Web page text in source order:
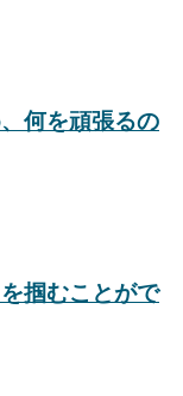
何を頑張るの
掴むことがで